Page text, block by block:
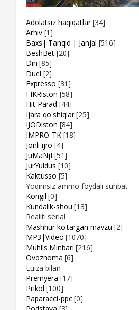
Adolatsiz haqiqatlar [34]
Arhiv [1]
Baxs| Tanqid | Janjal [516]
BeshBet [20]
Din [85]
Duel [2]
Expresso [31]
FIKRiston [58]
Hit-Parad [44]
Ijara qo'shiqlar [25]
IJODiston [84]
IMPRO-TK [18]
Jonli ijro [4]
JuMaNjI [51]
JurYuldus [10]
Kaktusso [5]
Yoqimsiz ammo foydali suhbat
Kongil [0]
Kundalik-shou [13]
Realiti serial
Mashhur ko'targan mavzu [2]
MP3|Video [1070]
Muhlis Minbari [216]
Ovoznoma [6]
Luiza bilan
Premyera [17]
Prikol [100]
Paparacci-ppc [0]